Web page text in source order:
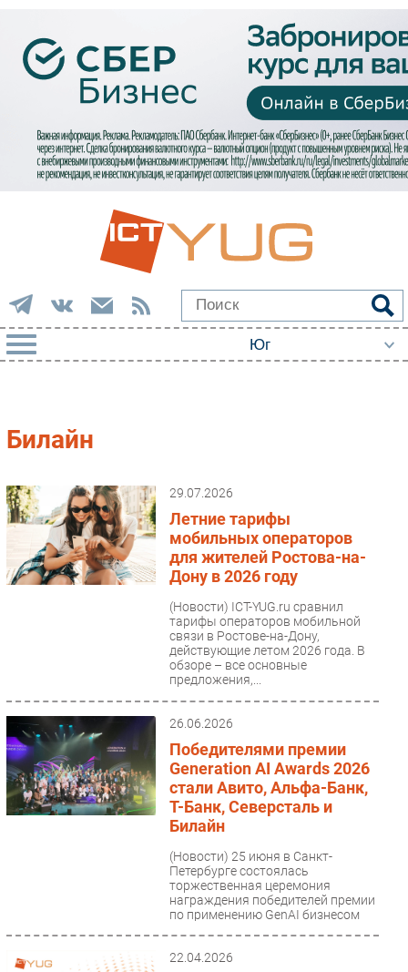
Импорто­замещение
Интернет
Мобильная связь
Фиксированная связь
Интеграция
Рынок ПК
Outsourcing
Кадры
Регулирование
Финансы
Web
Билайн
29.07.2026
Летние тарифы
мобильных операторов
для жителей Ростова-на-
Дону в 2026 году
(Новости) ICT-YUG.ru сравнил
тарифы операторов мобильной
связи в Ростове-на-Дону,
действующие летом 2026 года. В
обзоре – все основные
предложения,...
26.06.2026
Победителями премии
Generation AI Awards 2026
стали Авито, Альфа-Банк,
Т-Банк, Северсталь и
Билайн
(Новости) 25 июня в Санкт-
Петербурге состоялась
торжественная церемония
награждения победителей премии
по применению GenAI бизнесом
22.04.2026